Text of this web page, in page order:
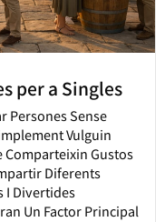
per a Singles
Persones Sense
Vulguin
Comparteixin Gustos
Diferents
I Divertides
Un Factor Principal